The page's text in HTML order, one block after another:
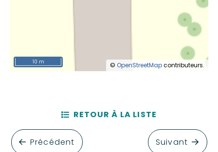
© OpenStreetMapcontributeurs.
10 m
Précédent
RETOUR À LA LISTE
Suivant